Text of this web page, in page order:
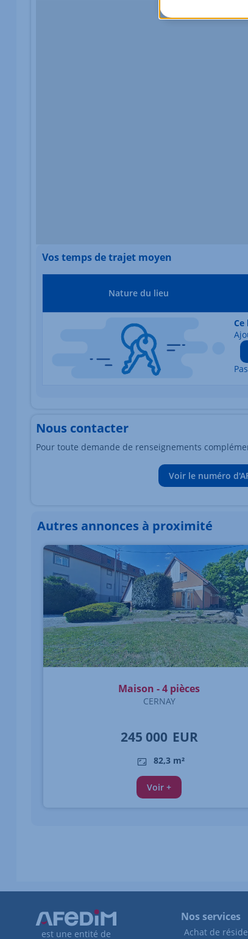
Vos temps de trajet moyen
Nature du lieu
Nous contacter
Pour toute demande de renseignements
Voir le numéro
Autres annonces à proximité
Élément 1 sur 1
Maison - 4 pièces
CERNAY
245 000 EUR
82,3 m²
Voir +
est une entité de
Nos services
Achat de